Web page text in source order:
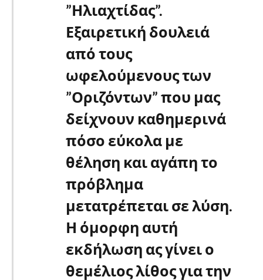
”Ηλιαχτίδας”.
Εξαιρετική δουλειά
από τους
ωφελούμενους των
”Οριζόντων” που μας
δείχνουν καθημερινά
πόσο εύκολα με
θέληση και αγάπη το
πρόβλημα
μετατρέπεται σε λύση.
Η όμορφη αυτή
εκδήλωση ας γίνει ο
θεμέλιος λίθος για την